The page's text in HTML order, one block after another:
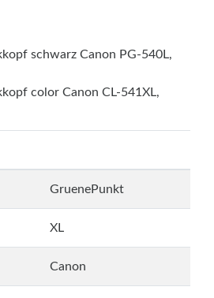
schwarz Canon PG-540L,
color Canon CL-541XL,
GruenePunkt
XL
Canon